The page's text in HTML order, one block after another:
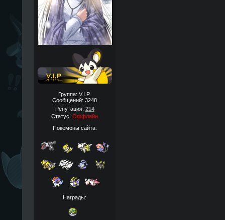
Группа: V.I.P.
Сообщений: 3248
Репутация: 214
Статус: Оффлайн
Покемоны сайта:
Награды: